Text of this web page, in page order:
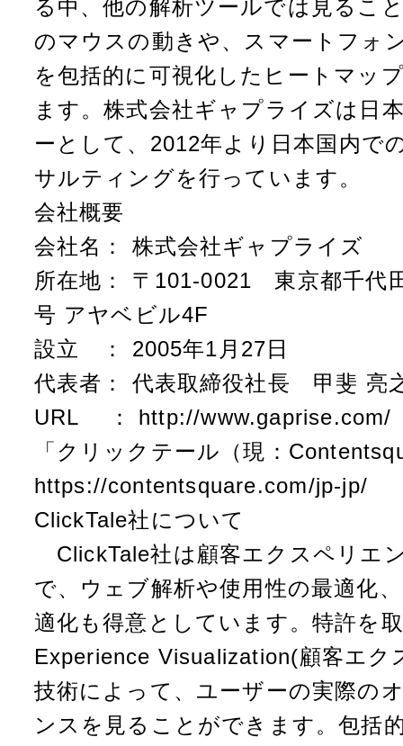
る中、他の解析ツールでは見るこ
のマウスの動きや、スマートフォ
を包括的に可視化したヒートマッ
ます。株式会社ギャプライズは日
ーとして、2012年より日本国内で
サルティングを行っています。
会社概要
会社名： 株式会社ギャプライズ
所在地： 〒101-0021 東京都千代
号 アヤベビル4F
設立 ： 2005年1月27日
代表者： 代表取締役社長 甲斐 亮
URL ： http://www.gaprise.com/
「クリックテール（現：
https://contentsquare.com/jp-jp/
ClickTale社について
ClickTale社は顧客エクスペリエ
で、ウェブ解析や使用性の最適化
適化も得意としています。特許を
Experience Visualization(顧客エク
技術によって、ユーザーの実際の
ンスを見ることができます。包括